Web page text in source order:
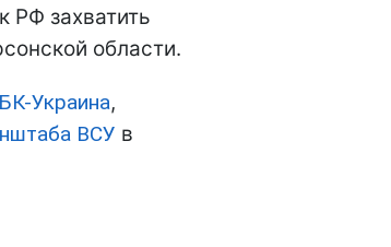
РФ захватить
области.
Украина,
ВСУ в